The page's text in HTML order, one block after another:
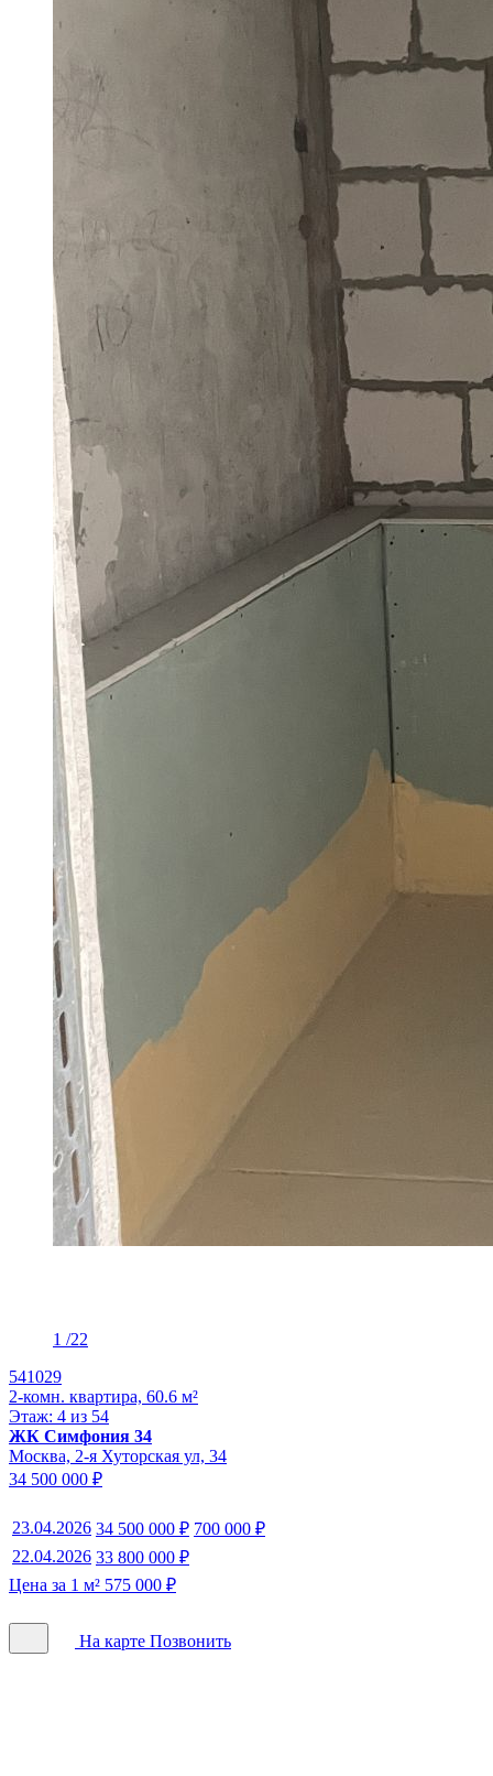
1 /22
541029
2-комн. квартира, 60.6 м²
Этаж: 4 из 54
ЖК Симфония 34
Москва, 2-я Хуторская ул, 34
34 500 000 ₽
23.04.2026 34 500 000 ₽ 700 000 ₽
22.04.2026 33 800 000 ₽
Цена за 1 м² 575 000 ₽
На карте Позвонить